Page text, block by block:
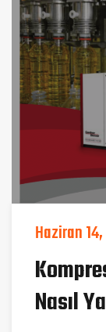
Haziran
Nasıl